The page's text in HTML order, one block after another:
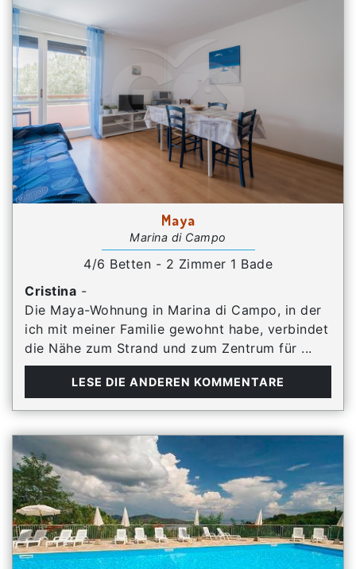
Maya
Marina di Campo
4/6 Betten - 2 Zimmer 1 Bade
Cristina -
Die Maya-Wohnung in Marina di Campo, in der
ich mit meiner Familie gewohnt habe, verbindet
die Nähe zum Strand und zum Zentrum für ...
LESE DIE ANDEREN KOMMENTARE